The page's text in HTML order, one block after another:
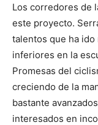
Los corredores de
este proyecto.
talentos que ha
inferiores en la
Promesas del
creciendo de la
bastante
interesados en